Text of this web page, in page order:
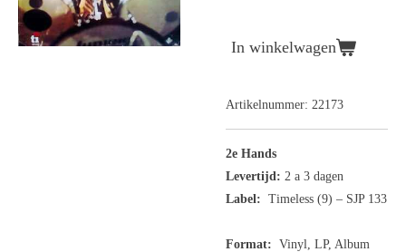
In winkelwagen
Artikelnummer: 22173
2e Hands
Levertijd: 2 a 3 dagen
Label: Timeless (9) ‎– SJP 133
Format: Vinyl, LP, Album